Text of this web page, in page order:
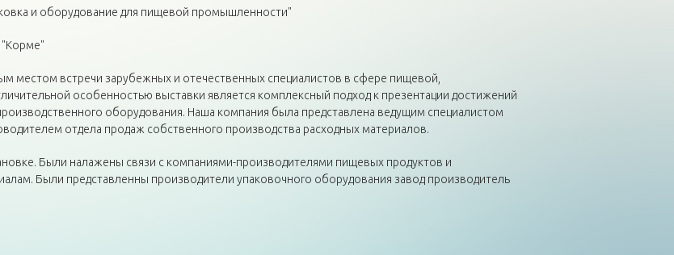
и оборудование для пищевой промышленности"
"Корме"
местом встречи зарубежных и отечественных специалистов в сфере пищевой,
особенностью выставки является комплексный подход к презентации достижений
оборудования. Наша компания была представлена ведущим специалистом
отдела продаж собственного производства расходных материалов.
Были налажены связи с компаниями-производителями пищевых продуктов и
Были представленны производители упаковочного оборудования завод производитель